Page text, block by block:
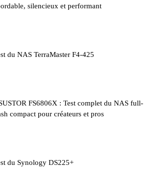
silencieux et performant
du NAS TerraMaster F4-425
FS6806X : Test complet du NAS full-
compact pour créateurs et pros
du Synology DS225+